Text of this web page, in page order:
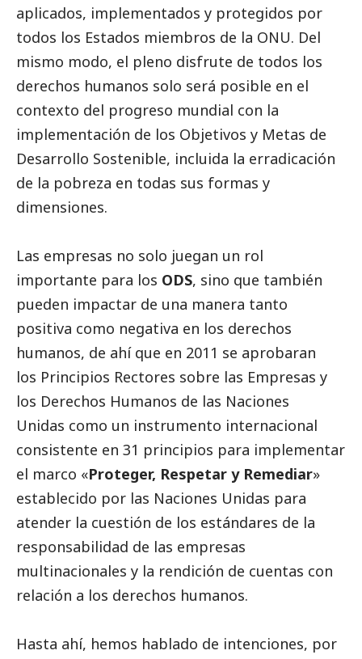
aplicados, implementados y protegidos por
todos los Estados miembros de la ONU. Del
mismo modo, el pleno disfrute de todos los
derechos humanos solo será posible en el
contexto del progreso mundial con la
implementación de los Objetivos y Metas de
Desarrollo Sostenible, incluida la erradicación
de la pobreza en todas sus formas y
dimensiones.
Las empresas no solo juegan un rol
importante para los ODS, sino que también
pueden impactar de una manera tanto
positiva como negativa en los derechos
humanos, de ahí que en 2011 se aprobaran
los Principios Rectores sobre las Empresas y
los Derechos Humanos de las Naciones
Unidas como un instrumento internacional
consistente en 31 principios para implementar
el marco «Proteger, Respetar y Remediar»
establecido por las Naciones Unidas para
atender la cuestión de los estándares de la
responsabilidad de las empresas
multinacionales y la rendición de cuentas con
relación a los derechos humanos.
Hasta ahí, hemos hablado de intenciones, por